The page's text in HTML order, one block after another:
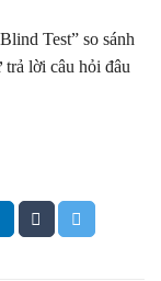
Test” so sánh
lời câu hỏi đâu